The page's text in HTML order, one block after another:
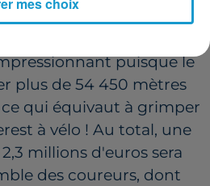
distance totale de 3
puisque le
plus de 54 450 mètres
qui équivaut à grimper
à vélo ! Au total, une
millions d'euros sera
des coureurs, dont